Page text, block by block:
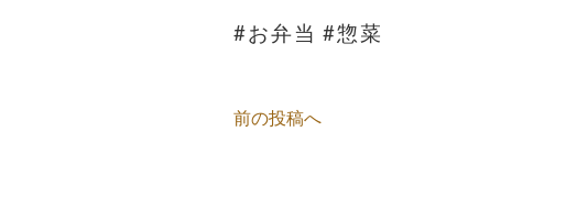
#お弁当 #惣菜
前の投稿へ